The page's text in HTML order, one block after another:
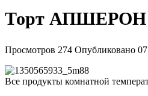
Торт АПШЕРОН
Просмотров 274 Опубликовано
Все продукты комнатной